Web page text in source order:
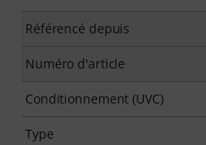
Référencé depuis
Numéro d'article
Conditionnement (UVC)
Type